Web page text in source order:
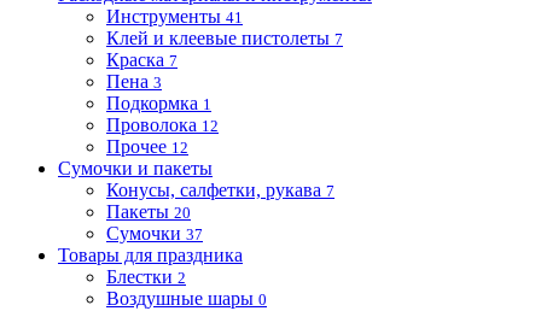
Инструменты 41
Клей и клеевые пистолеты 7
Краска 7
Пена 3
Подкормка 1
Проволока 12
Прочее 12
Сумочки и пакеты
Конусы, салфетки, рукава 7
Пакеты 20
Сумочки 37
Товары для праздника
Блестки 2
Воздушные шары 0